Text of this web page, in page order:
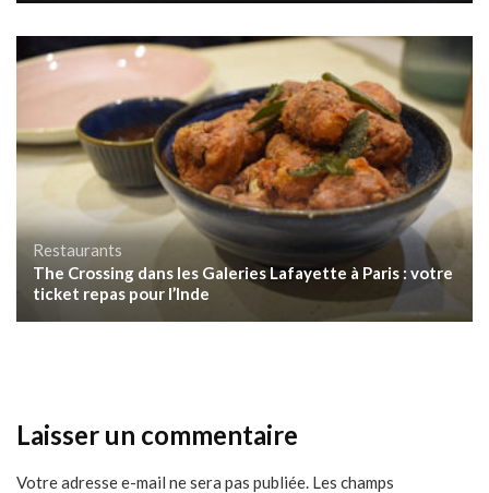
Restaurants
The Crossing dans les Galeries Lafayette à Paris : votre
ticket repas pour l’Inde
Laisser un commentaire
Votre adresse e-mail ne sera pas publiée. Les champs